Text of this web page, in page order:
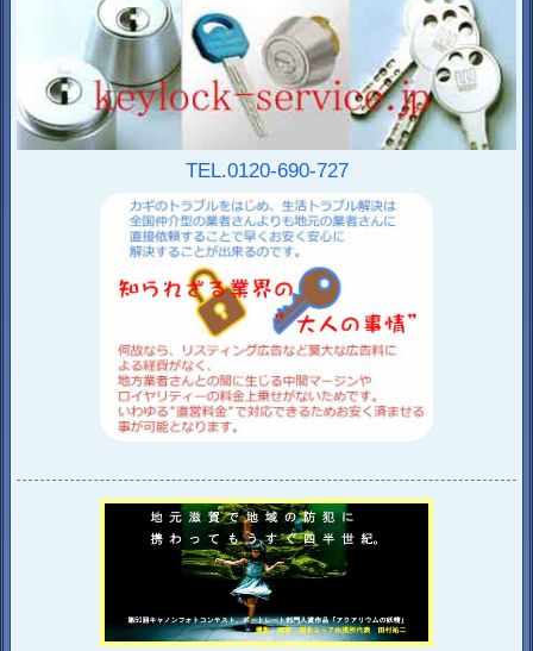
TEL.0120-690-727